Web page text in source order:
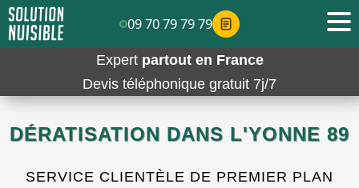
Expert partout en France
Devis téléphonique gratuit 7j/7
DÉRATISATION DANS L'YONNE 89
SERVICE CLIENTÈLE DE PREMIER PLAN
09 70 79 79 79